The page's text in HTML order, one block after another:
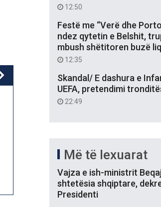
12:50
Festë me “Verë dhe
ndez qytetin e Belshit,
mbush shëtitoren buzë
12:35
Skandal/ E dashura e
UEFA, pretendimi
22:49
Më të lexuarat
Vajza e ish-ministrit
shtetësia shqiptare,
Presidenti